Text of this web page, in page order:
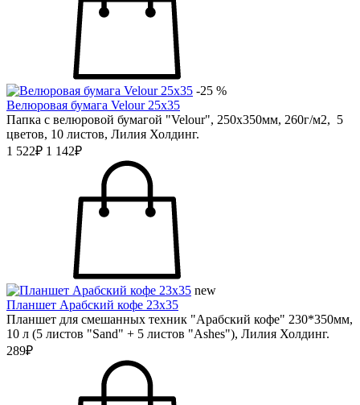
-25 %
Велюровая бумага Velour 25х35
Папка с велюровой бумагой "Velour", 250х350мм, 260г/м2, 5
цветов, 10 листов, Лилия Холдинг.
1 522₽ 1 142₽
new
Планшет Арабский кофе 23х35
Планшет для смешанных техник "Арабский кофе" 230*350мм,
10 л (5 листов "Sand" + 5 листов "Ashes"), Лилия Холдинг.
289₽